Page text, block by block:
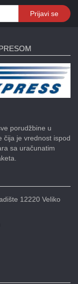
Prijavi se
porudžbine u
čija je vrednost ispod
sa uračunatim
12220 Veliko